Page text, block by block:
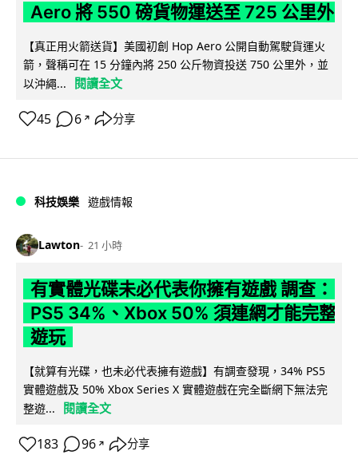
Aero 將 550 磅貨物運送至 725 公里外
【真正用火箭送貨】美國初創 Hop Aero 公開自動駕駛貨運火
箭，聲稱可在 15 分鐘內將 250 公斤物資投送 750 公里外，並
以沖繩...
閱讀全文
45 6 ↗ 分享
科技娛樂 遊戲情報
Lawton 21 小時
有實體光碟未必代表你擁有遊戲 調查：
PS5 34%、Xbox 50% 須連網才能完整
遊玩
【就算有光碟，也未必代表擁有遊戲】有調查發現，34% PS5
實體遊戲及 50% Xbox Series X 實體遊戲在完全斷網下無法完
整遊...
閱讀全文
183 96 ↗ 分享